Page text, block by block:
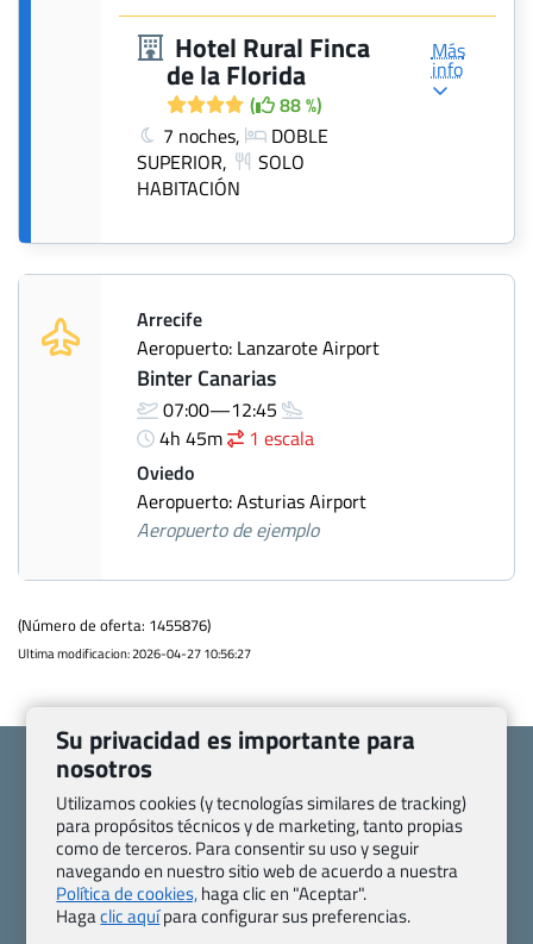
Hotel Rural Finca
de la Florida
(
88 %)
7 noches,
DOBLE
SUPERIOR,
SOLO
HABITACIÓN
Más
info
Arrecife
Aeropuerto: Lanzarote Airport
Binter Canarias
07:00—12:45
4h 45m
1 escala
Oviedo
Aeropuerto: Asturias Airport
Aeropuerto de ejemplo
(Número de oferta: 1455876)
Ultima modificacion: 2026-04-27 10:56:27
Quienes somos
Contacto
Pasaporte, Visado, Salud y otras disposiciones específicas
Blog de Viajes.com
Registro de agencias
Su privacidad es importante para
nosotros
Utilizamos cookies (y tecnologías similares de tracking)
para propósitos técnicos y de marketing, tanto propias
como de terceros. Para consentir su uso y seguir
navegando en nuestro sitio web de acuerdo a nuestra
Política de cookies,haga clic en "Aceptar".
Hagaclic aquípara configurar sus preferencias.